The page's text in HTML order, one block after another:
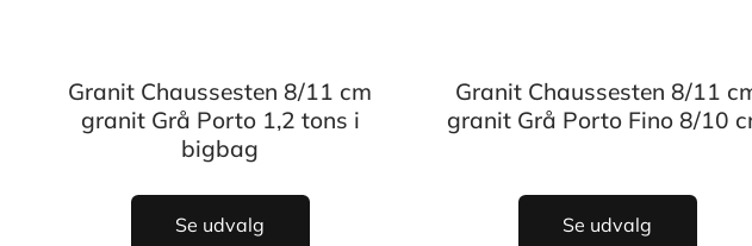
Granit Chaussesten 8/11 cm
granit Grå Porto 1,2 tons i
bigbag
Se udvalg
Granit Chaussesten 8/11
granit Grå Porto Fino 8/10
Se udvalg